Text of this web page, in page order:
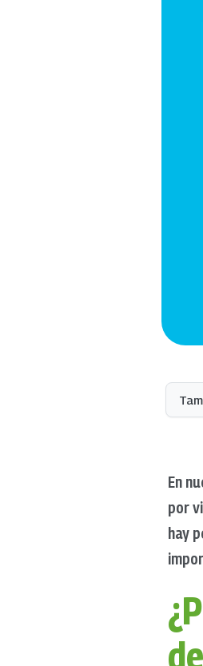
En
por
hay